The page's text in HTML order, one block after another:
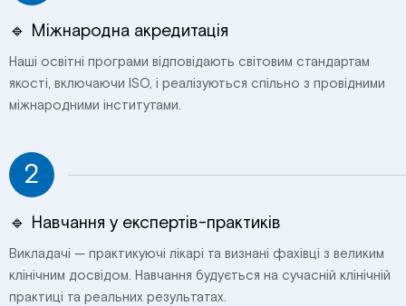
🔹 Міжнародна акредитація
Наші освітні програми відповідають світовим стандартам
якості, включаючи ISO, і реалізуються спільно з провідними
міжнародними інститутами.
2
🔹 Навчання у експертів-практиків
Викладачі — практикуючі лікарі та визнані фахівці з великим
клінічним досвідом. Навчання будується на сучасній клінічній
практиці та реальних результатах.